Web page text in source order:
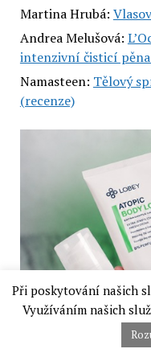
Martina Hrubá:
Andrea Melušová:
intenzivní čisticí
Namasteen: Tělový
(recenze)
Při poskytování našich
Využíváním našich